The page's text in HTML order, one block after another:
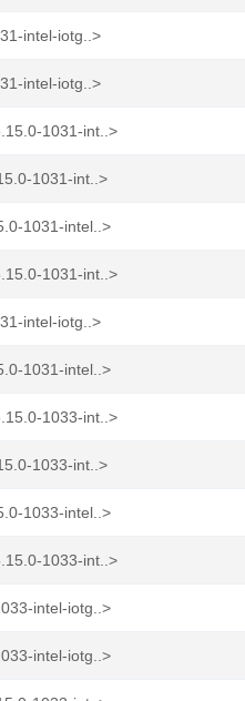
intel-iotg..>
intel-iotg..>
1031-int..>
1031-int..>
1031-intel..>
1031-int..>
intel-iotg..>
1031-intel..>
1033-int..>
1033-int..>
1033-intel..>
1033-int..>
intel-iotg..>
intel-iotg..>